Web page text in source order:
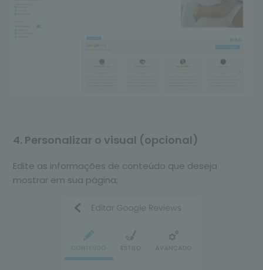
4. Personalizar o visual (opcional)
Edite as informações de conteúdo que deseja
mostrar em sua página;